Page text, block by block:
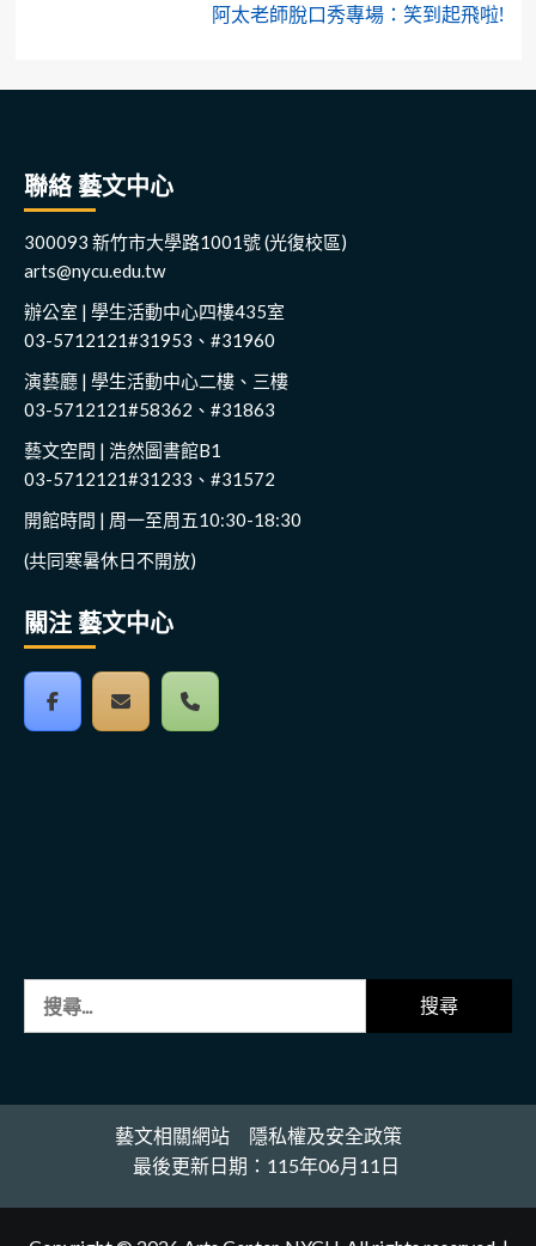
阿太老師脫口秀專場：笑到起飛啦!
聯絡 藝文中心
300093 新竹市大學路1001號 (光復校區)
arts@nycu.edu.tw
辦公室 | 學生活動中心四樓435室
03-5712121#31953、#31960
演藝廳 | 學生活動中心二樓、三樓
03-5712121#58362、#31863
藝文空間 | 浩然圖書館B1
03-5712121#31233、#31572
開館時間 | 周一至周五10:30-18:30
(共同寒暑休日不開放)
關注 藝文中心
字:
藝文相關網站
隱私權及安全政策
最後更新日期：115年06月11日